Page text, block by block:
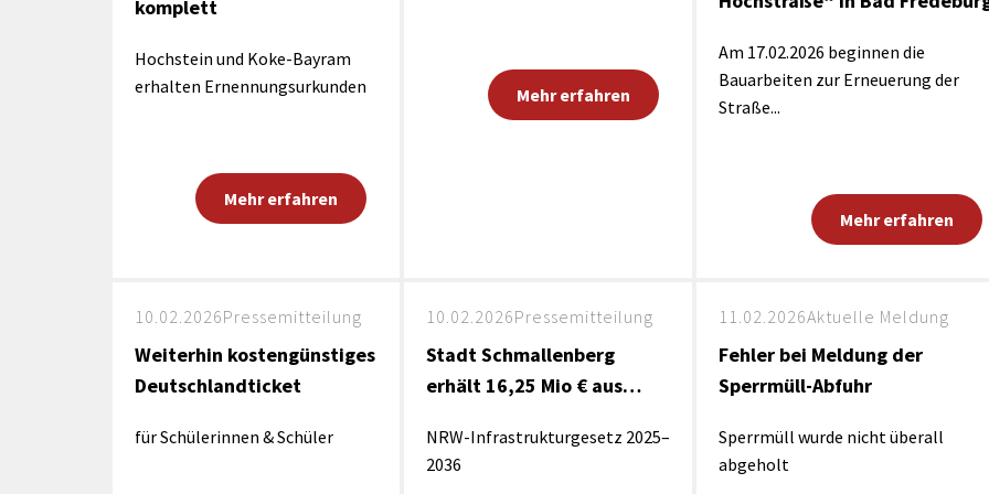
komplett
Hochstein und Koke-Bayram
erhalten Ernennungsurkunden
Mehr erfahren
Mehr erfahren
Am 17.02.2026 beginnen die
Bauarbeiten zur Erneuerung der
Straße...
Mehr erfahren
10.02.2026Pressemitteilung
Weiterhin kostengünstiges
Deutschlandticket
für Schülerinnen & Schüler
10.02.2026Pressemitteilung
Stadt Schmallenberg
erhält 16,25 Mio € aus…
NRW-Infrastrukturgesetz 2025–
2036
11.02.2026Aktuelle Meldung
Fehler bei Meldung der
Sperrmüll-Abfuhr
Sperrmüll wurde nicht überall
abgeholt